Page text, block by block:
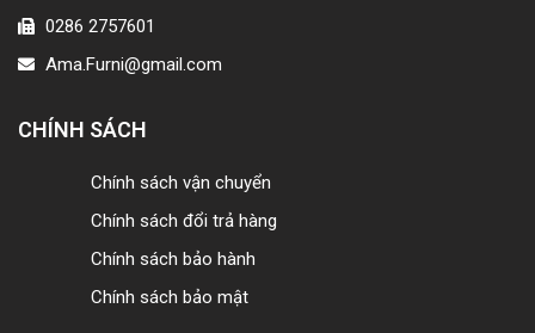
0286 2757601
Ama.Furni@gmail.com
CHÍNH SÁCH
Chính sách vận chuyển
Chính sách đổi trả hàng
Chính sách bảo hành
Chính sách bảo mật